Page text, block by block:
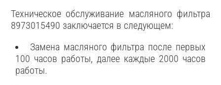
Техническое обслуживание масляного фильтра
8973015490 заключается в следующем:
Замена масляного фильтра после первых
100 часов работы, далее каждые 2000 часов
работы.